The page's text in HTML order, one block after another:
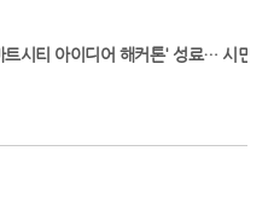
트시티 아이디어 해커톤' 성료… 시민